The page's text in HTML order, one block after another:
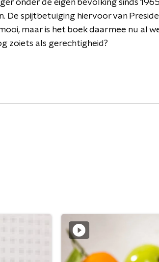
onder de eigen bevolking sinds
De spijtbetuiging hiervoor van
maar is het boek daarmee nu al
zoiets als gerechtigheid?